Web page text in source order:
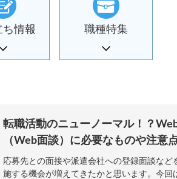
ち情報 職種特集
転職活動のニューノーマル！？
（Web面談）に必要なものや注意
応募先との面接や派遣会社への登録面談など
施する機会が増えてきたかと思います。今回